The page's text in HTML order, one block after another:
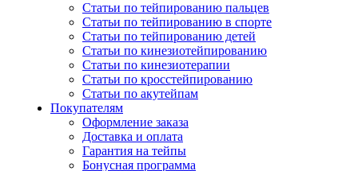
Статьи по тейпированию пальцев
Статьи по тейпированию в спорте
Статьи по тейпированию детей
Статьи по кинезиотейпированию
Статьи по кинезиотерапии
Статьи по кросстейпированию
Статьи по акутейпам
Покупателям
Оформление заказа
Доставка и оплата
Гарантия на тейпы
Бонусная программа